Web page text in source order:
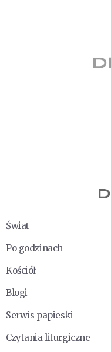
Świat
Po godzinach
Kościół
Blogi
Serwis papieski
Czytania liturgiczne